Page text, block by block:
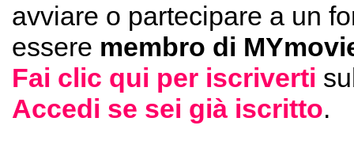
avviare o partecipare a un
essere membro di
Fai clic qui per iscriverti
Accedi se sei già iscritto.